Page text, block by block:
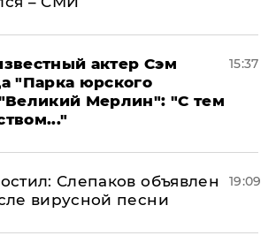
актер Сэм
"Парка юрского
Мерлин": "С тем
15:37
Слепаков объявлен
вирусной песни
19:09